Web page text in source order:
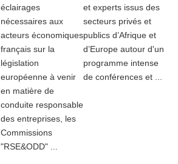
éclairages
nécessaires aux
acteurs économiques
français sur la
législation
européenne à venir
en matière de
conduite responsable
des entreprises, les
Commissions
"RSE&ODD" ...
et experts issus des
secteurs privés et
publics d’Afrique et
d’Europe autour d'un
programme intense
de conférences et ...